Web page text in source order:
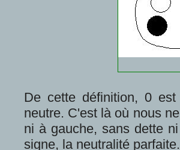
De cette définition, 0
neutre. C'est là où nous
ni à gauche, sans dette
signe, la neutralité parfaite.